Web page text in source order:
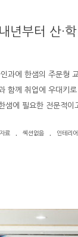
년부터 산·
과에 한샘의 주문형
함께 취업에 우대키
샘에 필요한 전문적
료 섹션없음 인테리